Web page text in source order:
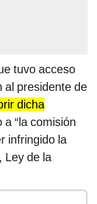
tuvo acceso
al presidente de
dicha
a “la comisión
infringido la
Ley de la